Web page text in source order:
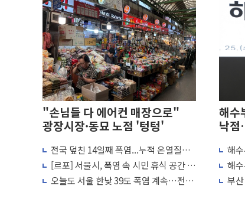
"손님들 다 에어컨 매장으로"
광장시장·동묘 노점 '텅텅'
전국 덮친 14일째 폭염...누적 온열질환
2441명·사망 21명
[르포] 서울시, 폭염 속 시민 휴식 공간 강
화…열섬현상 완화에 집중
오늘도 서울 한낮 39도 폭염 계속…전북
해수
낙점
해
통
해
준
부
[AI 카드뉴스] 어린이집·유치원 비
운수업·기업활동 '원스톱'으로...데
[르포] 폭염 속 '자폭 드론' 첫 실사